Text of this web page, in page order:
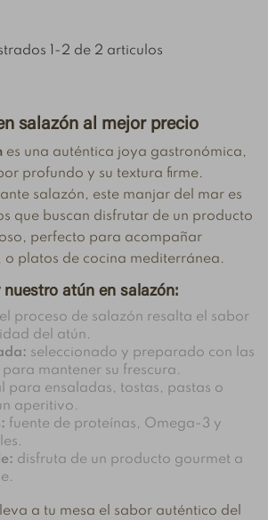
1-2 de 2 articulos
salazón al mejor precio
es una auténtica joya gastronómica,
profundo y su textura firme.
salazón, este manjar del mar es
que buscan disfrutar de un producto
perfecto para acompañar
o platos de cocina mediterránea.
atún en salazón:
el proceso de salazón resalta el sabor
del atún.
seleccionado y preparado con las
mantener su frescura.
para ensaladas, tostas, pastas o
aperitivo.
fuente de proteínas, Omega-3 y
disfruta de un producto gourmet a
a tu mesa el sabor auténtico del